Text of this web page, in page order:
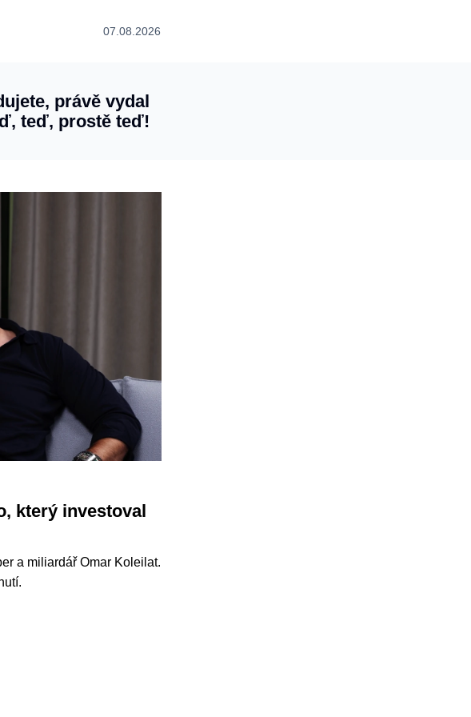
07.08.2026
právě vydal
teď, prostě teď!
který investoval
a miliardář Omar Koleilat.